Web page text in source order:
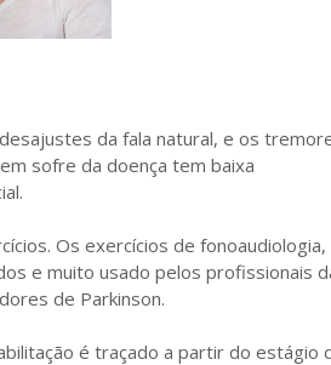
da fala natural, e os
sofre da doença tem baixa
Os exercícios de fonoaudiologia,
e muito usado pelos profissionais
de Parkinson.
é traçado a partir do estágio